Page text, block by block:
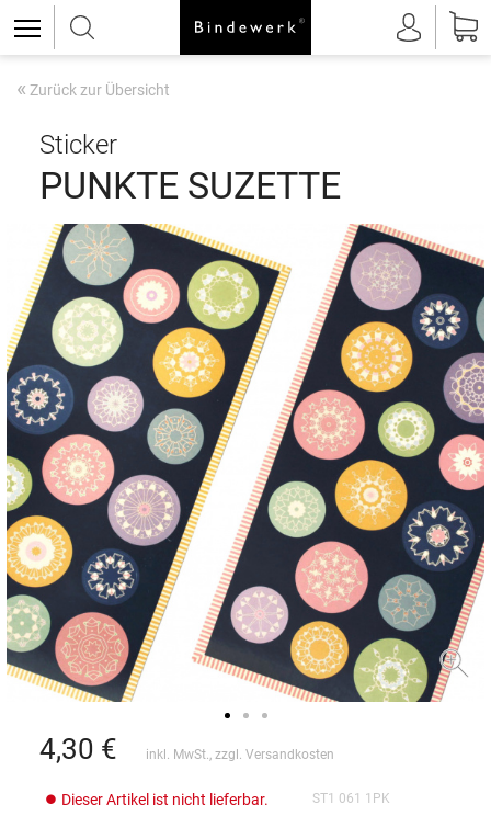
« Zurück zur Übersicht
Sticker
PUNKTE SUZETTE
4,30 € inkl. MwSt., zzgl. Versandkosten
Dieser Artikel ist nicht lieferbar. ST1 061 1PK